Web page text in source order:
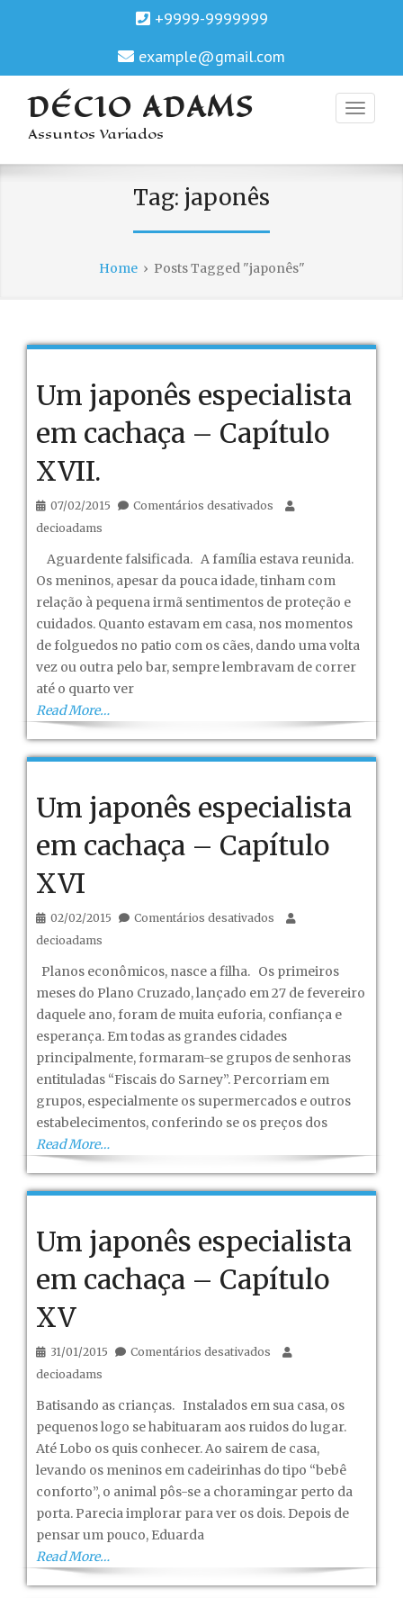
+9999-9999999
example@gmail.com
DÉCIO ADAMS
Assuntos Variados
Tag: japonês
Home› Posts Tagged "japonês"
Um japonês especialista
em cachaça – Capítulo
XVII.
07/02/2015 Comentários desativados em
cachaça
decioadams
Aguardente falsificada. A família estava reunida.
Os meninos, apesar da pouca idade, tinham com
relação à pequena irmã sentimentos de proteção e
cuidados. Quanto estavam em casa, nos momentos
de folguedos no patio com os cães, dando uma volta
vez ou outra pelo bar, sempre lembravam de correr
até o quarto ver
Read More…
Um japonês especialista
em cachaça – Capítulo
XVI
02/02/2015 Comentários desativados em
especialista
decioadams
Planos econômicos, nasce a filha. Os primeiros
meses do Plano Cruzado, lançado em 27 de fevereiro
daquele ano, foram de muita euforia, confiança e
esperança. Em todas as grandes cidades
principalmente, formaram-se grupos de senhoras
entituladas “Fiscais do Sarney”. Percorriam em
grupos, especialmente os supermercados e outros
estabelecimentos, conferindo se os preços dos
Read More…
Um japonês especialista
em cachaça – Capítulo
XV
31/01/2015 Comentários desativados em
especialista
Capítulo
decioadams
Batisando as crianças. Instalados em sua casa, os
pequenos logo se habituaram aos ruidos do lugar.
Até Lobo os quis conhecer. Ao sairem de casa,
levando os meninos em cadeirinhas do tipo “bebê
conforto”, o animal pôs-se a choramingar perto da
porta. Parecia implorar para ver os dois. Depois de
pensar um pouco, Eduarda
Read More…